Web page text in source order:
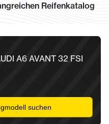
Reifenkatalog
A6 AVANT 32 FSI
suchen